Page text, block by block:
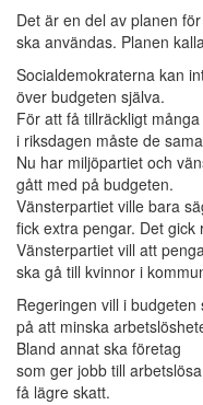
Det är en del av planen
ska användas. Planen
Socialdemokraterna kan
över budgeten själva.
För att få tillräckligt
i riksdagen måste de
Nu har miljöpartiet och
gått med på budgeten.
Vänsterpartiet ville bara
fick extra pengar. Det gick
Vänsterpartiet vill att
ska gå till kvinnor i
Regeringen vill i budgeten
på att minska
Bland annat ska företag
som ger jobb till arbetslösa
få lägre skatt.